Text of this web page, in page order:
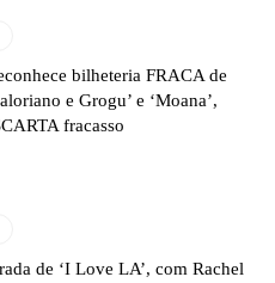
bilheteria FRACA de
e Grogu’ e ‘Moana’,
fracasso
de ‘I Love LA’, com Rachel